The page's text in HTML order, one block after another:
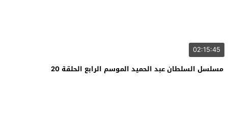
02:15:45
مسلسل السلطان عبد الحميد الموسم الرابع الحلقة 20